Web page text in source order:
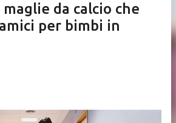
da calcio che
per bimbi in